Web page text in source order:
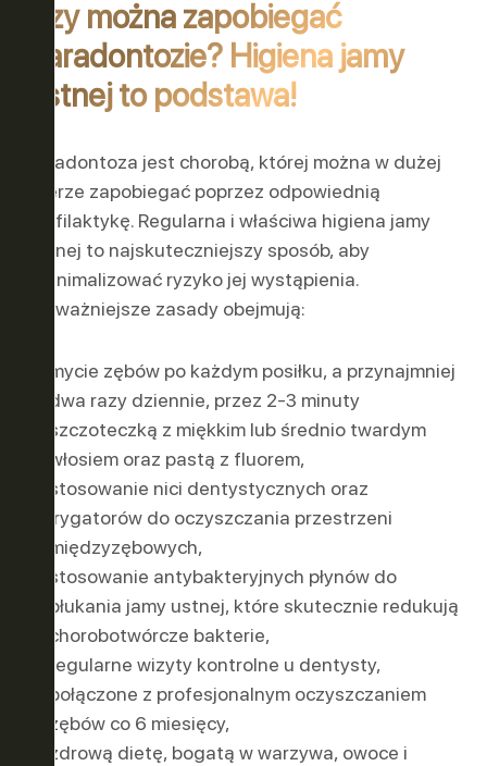
Czy można zapobiegać
paradontozie? Higiena jamy
ustnej to podstawa!
Paradontoza jest chorobą, której można w dużej
mierze zapobiegać poprzez odpowiednią
profilaktykę. Regularna i właściwa higiena jamy
ustnej to najskuteczniejszy sposób, aby
zminimalizować ryzyko jej wystąpienia.
Najważniejsze zasady obejmują:
mycie zębów po każdym posiłku, a przynajmniej
dwa razy dziennie, przez 2-3 minuty
szczoteczką z miękkim lub średnio twardym
włosiem oraz pastą z fluorem,
stosowanie nici dentystycznych oraz
irygatorów do oczyszczania przestrzeni
międzyzębowych,
stosowanie antybakteryjnych płynów do
płukania jamy ustnej, które skutecznie redukują
chorobotwórcze bakterie,
regularne wizyty kontrolne u dentysty,
połączone z profesjonalnym oczyszczaniem
zębów co 6 miesięcy,
zdrową dietę, bogatą w warzywa, owoce i